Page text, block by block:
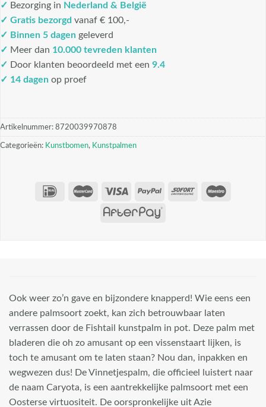
✓ Bezorging in Nederland & België
✓ Gratis bezorgd vanaf € 100,-
✓ Binnen 5 dagen geleverd
✓ Meer dan 10.000 tevreden klanten
✓ Door klanten beoordeeld met een 9.4
✓ 14 dagen op proef
Artikelnummer: 8720039970878
Categorieën: Kunstbomen, Kunstpalmen
Ook weer zo’n gave en bijzondere knapperd! Wie eens een
andere palmsoort zoekt, kan zich betrouwbaar laten
verrassen door de Fishtail kunstpalm in pot. Deze palm met
bladeren die oh zo amusant op een vissenstaart lijken, is
toch te amusant om te laten staan? Nou dan, inpakken en
wegwezen dus! De Vinnetjespalm, die officieel luistert naar
de naam Caryota, is een aantrekkelijke palmsoort met een
Oosterse virtuositeit. De oorspronkelijke uit Azie